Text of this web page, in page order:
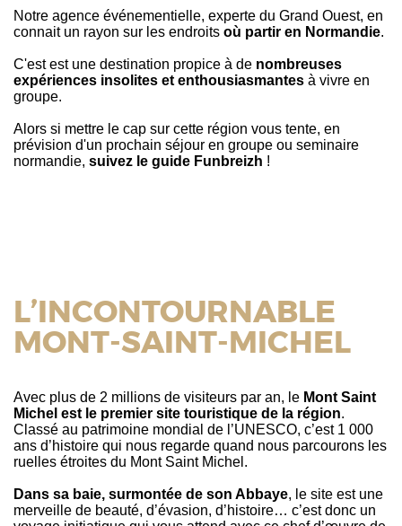
Notre agence événementielle, experte du Grand Ouest, en
connait un rayon sur les endroits où partir en Normandie.
C'est est une destination propice à de nombreuses
expériences insolites et enthousiasmantes à vivre en
groupe.
Alors si mettre le cap sur cette région vous tente, en
prévision d'un prochain séjour en groupe ou seminaire
normandie, suivez le guide Funbreizh !
L’INCONTOURNABLE
MONT-SAINT-MICHEL
Avec plus de 2 millions de visiteurs par an, le Mont Saint
Michel est le premier site touristique de la région.
Classé au patrimoine mondial de l’UNESCO, c’est 1 000
ans d’histoire qui nous regarde quand nous parcourons les
ruelles étroites du Mont Saint Michel.
Dans sa baie, surmontée de son Abbaye, le site est une
merveille de beauté, d’évasion, d’histoire… c’est donc un